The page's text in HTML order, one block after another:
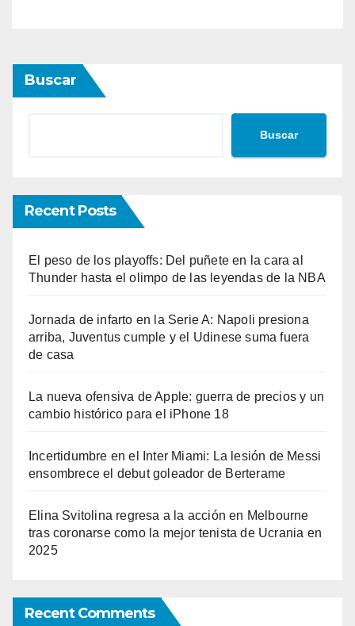
Buscar
Buscar
Recent Posts
El peso de los playoffs: Del puñete en la cara al
Thunder hasta el olimpo de las leyendas de la NBA
Jornada de infarto en la Serie A: Napoli presiona
arriba, Juventus cumple y el Udinese suma fuera
de casa
La nueva ofensiva de Apple: guerra de precios y un
cambio histórico para el iPhone 18
Incertidumbre en el Inter Miami: La lesión de Messi
ensombrece el debut goleador de Berterame
Elina Svitolina regresa a la acción en Melbourne
tras coronarse como la mejor tenista de Ucrania en
2025
Recent Comments